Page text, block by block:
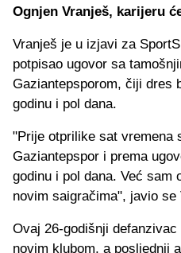
Ognjen Vranješ, karijeru
Vranješ je u izjavi za
potpisao ugovor sa
Gaziantepsporom, čiji dres
godinu i pol dana.
"Prije otprilike sat vremena
Gaziantepspor i prema
godinu i pol dana. Već sam
novim saigračima", javio se
Ovaj 26-godišnji
novim klubom, a posljednji